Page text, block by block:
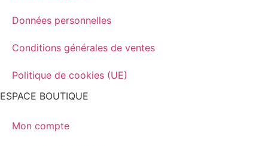
Données personnelles
Conditions générales de ventes
Politique de cookies (UE)
ESPACE BOUTIQUE
Mon compte